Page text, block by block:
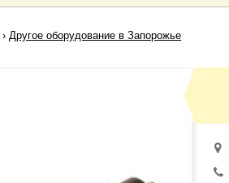
›Другое оборудование в Запорожье